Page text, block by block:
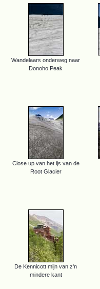
Wandelaars onderweg naar
Donoho Peak
Close up van het ijs van de
Root Glacier
De Kennicott mijn van z'n
mindere kant